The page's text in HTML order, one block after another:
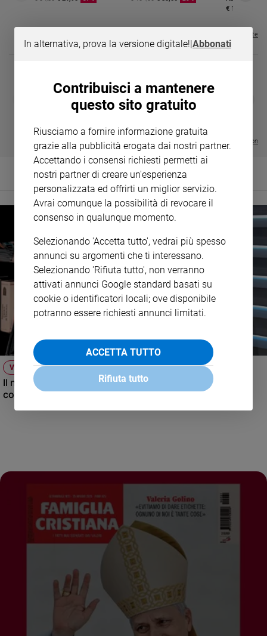
Chi
Registrati
€ 16,99
Visualizza tutte le riviste
LE GRANDI BASILICHE ITALIANE
- VOL DA 1 AL 5
€ 64,50
DIARIO G 2026-27
€ 8,90
- € 8,90
Visualizza tutte le collection
VIDEO
Il nuovo numero di Famiglia Cristiana raccontato dal
condirettore.
In alternativa, prova la versione digitale!|Abbonati
Contribuisci a mantenere
questo sito gratuito
Riusciamo a fornire informazione gratuita
grazie alla pubblicità erogata dai nostri partner.
Accettando i consensi richiesti permetti ai
nostri partner di creare un'esperienza
personalizzata ed offrirti un miglior servizio.
Avrai comunque la possibilità di revocare il
consenso in qualunque momento.
Selezionando 'Accetta tutto', vedrai più spesso
annunci su argomenti che ti interessano.
Selezionando 'Rifiuta tutto', non verranno
attivati annunci Google standard basati su
cookie o identificatori locali; ove disponibile
potranno essere richiesti annunci limitati.
ACCETTA TUTTO
Rifiuta tutto